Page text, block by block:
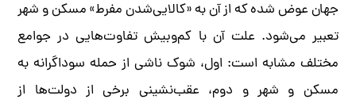
جهان عوض شده که از آن به «کالایی‌شدن مفرط» مسکن و شهر
تعبیر می‌شود. علت آن با کم‌وبیش تفاوت‌هایی در جوامع
مختلف مشابه است: اول، شوک ناشی از حمله سوداگرانه به
مسکن و شهر و دوم، عقب‌نشینی برخی از دولت‌ها از